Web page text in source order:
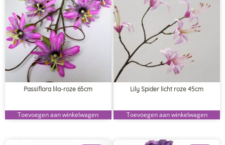
Passiflora lila-roze 65cm
Toevoegen aan winkelwagen
Lily Spider licht roze 45cm
Toevoegen aan winkelwagen